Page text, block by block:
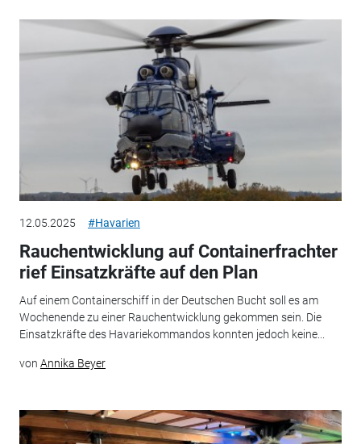
12.05.2025 #Havarien
Rauchentwicklung auf Containerfrachter
rief Einsatzkräfte auf den Plan
Auf einem Containerschiff in der Deutschen Bucht soll es am
Wochenende zu einer Rauchentwicklung gekommen sein. Die
Einsatzkräfte des Havariekommandos konnten jedoch keine...
von Annika Beyer